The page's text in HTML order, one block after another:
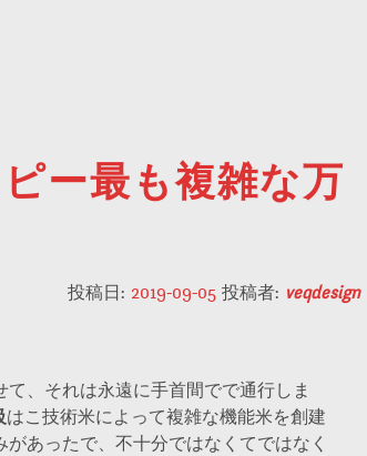
ー最も複雑な万
投稿日: 2019-09-05投稿者: veqdesign
、それは永遠に手首間でで通行しま
はこ技術米によって複雑な機能米を創建
あったで、不十分ではなくてではなく